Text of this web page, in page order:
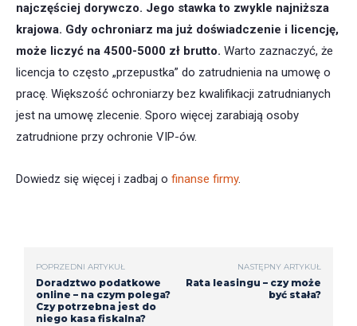
najczęściej dorywczo. Jego stawka to zwykle najniższa
krajowa. Gdy ochroniarz ma już doświadczenie i licencję,
może liczyć na 4500-5000 zł brutto. Warto zaznaczyć, że
licencja to często „przepustka” do zatrudnienia na umowę o
pracę. Większość ochroniarzy bez kwalifikacji zatrudnianych
jest na umowę zlecenie. Sporo więcej zarabiają osoby
zatrudnione przy ochronie VIP-ów.
Dowiedz się więcej i zadbaj o finanse firmy.
POPRZEDNI ARTYKUŁ
Doradztwo podatkowe
online – na czym polega?
Czy potrzebna jest do
niego kasa fiskalna?
NASTĘPNY ARTYKUŁ
Rata leasingu – czy może
być stała?